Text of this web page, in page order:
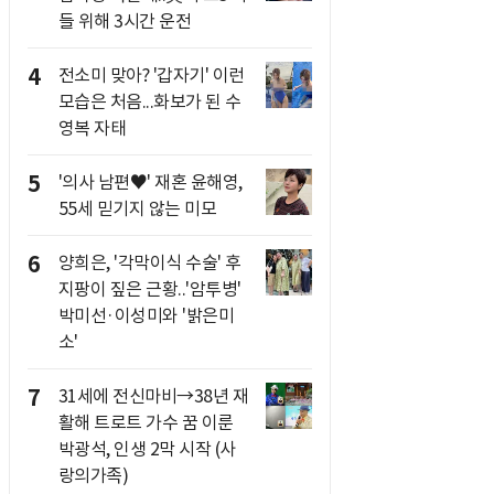
들 위해 3시간 운전
4
전소미 맞아? '갑자기' 이런
모습은 처음...화보가 된 수
영복 자태
5
'의사 남편♥' 재혼 윤해영,
55세 믿기지 않는 미모
6
양희은, '각막이식 수술' 후
지팡이 짚은 근황..'암투병'
박미선·이성미와 '밝은미
소'
7
31세에 전신마비→38년 재
활해 트로트 가수 꿈 이룬
박광석, 인생 2막 시작 (사
랑의가족)